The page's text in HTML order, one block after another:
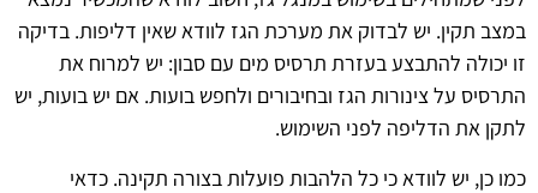
במצב תקין. יש לבדוק את מערכת הגז לוודא שאין דליפות. בדיקה
זו יכולה להתבצע בעזרת תרסיס מים עם סבון: יש למרוח את
התרסיס על צינורות הגז ובחיבורים ולחפש בועות. אם יש בועות, יש
לתקן את הדליפה לפני השימוש.
כמו כן, יש לוודא כי כל הלהבות פועלות בצורה תקינה. כדאי